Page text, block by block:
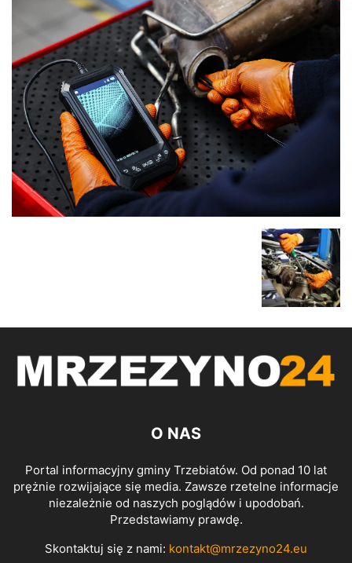
O NAS
Portal informacyjny gminy Trzebiatów. Od ponad 10 lat
prężnie rozwijające się media. Zawsze rzetelne informacje
niezależnie od naszych poglądów i upodobań.
Przedstawiamy prawdę.
Skontaktuj się z nami: kontakt@mrzezyno24.eu